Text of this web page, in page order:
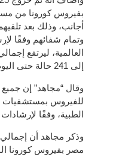
أجانب، وذلك بعد
وتمام شفائهم وفقًا
العالمية، ليرتفع
إلى 241 حالة حتى اليوم.
وقال “مجاهد” إن جميع
للفيروس بمستشفيات
الطبية، وفقًا
وذكر مجاهد أن
مصر بفيروس كورونا